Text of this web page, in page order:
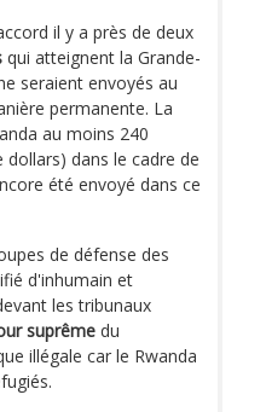
il y a près de deux
qui atteignent la Grande-
seraient envoyés au
permanente. La
au moins 240
dans le cadre de
été envoyé dans ce
de défense des
d'inhumain et
les tribunaux
suprême du
illégale car le Rwanda